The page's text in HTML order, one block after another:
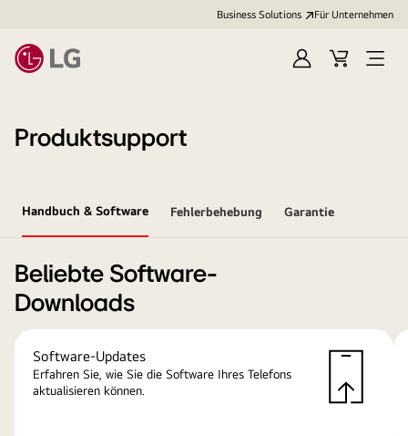
Business Solutions Für Unternehmen
Anmelden
Cart
Open
Produktsupport
Handbuch & Software Fehlerbehebung Garantie
Beliebte Software-
Downloads
Software-Updates
Erfahren Sie, wie Sie die Software Ihres Telefons
aktualisieren können.